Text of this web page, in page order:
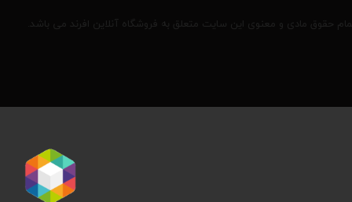
حقوق مادی و معنوی این سایت متعلق به فروشگاه آنلاین افرند می باشد.